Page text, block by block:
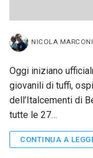
NICOLA MARCONI
Oggi iniziano
giovanili di tuffi,
dell’Italcementi di
tutte le 27…
CONTINUA A